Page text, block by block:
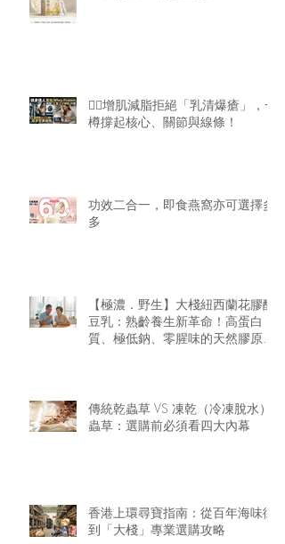
🏋️‍♂️增肌減脂拒絕「乳清爆瘡」，一
樽撐起核心、關節與線條！
功效二合一，即食燕窩亦可選擇多
多
【極濃．野生】大棧紐西蘭花膠醇
豆乳：熟齡養生新革命！高蛋白
質、極低鈉、零腥味的天然膠原精
傳統乾蟲草 VS 凍乾（冷凍脫水）
蟲草：選購前必須看四大內幕
香港上環尋寶指南：從百年海味街
到「大棧」專業選購攻略